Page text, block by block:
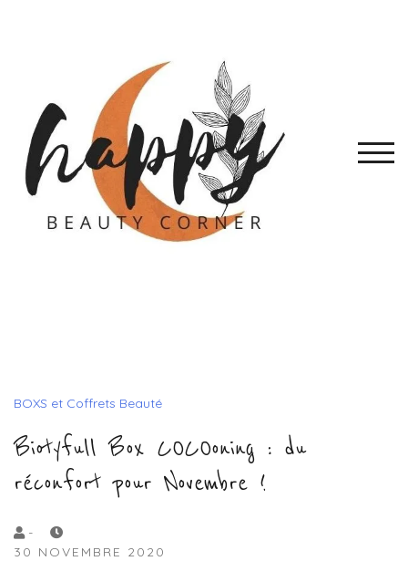
BOXS et Coffrets Beauté
Biotyfull Box COCOoning : du
réconfort pour Novembre !
by
Lola
-
30 NOVEMBRE 2020